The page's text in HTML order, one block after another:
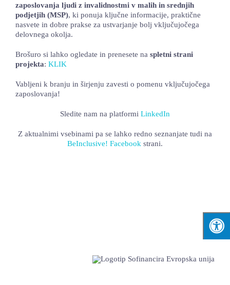
zaposlovanja ljudi z invalidnostmi v malih in srednjih
podjetjih (MSP), ki ponuja ključne informacije, praktične
nasvete in dobre prakse za ustvarjanje bolj vključujočega
delovnega okolja.
Brošuro si lahko ogledate in prenesete na spletni strani
projekta: KLIK
Vabljeni k branju in širjenju zavesti o pomenu vključujočega
zaposlovanja!
Sledite nam na platformi LinkedIn
Z aktualnimi vsebinami pa se lahko redno seznanjate tudi na
BeInclusive! Facebook strani.